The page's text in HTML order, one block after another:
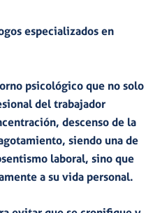
especializados en
psicológico que no solo
del trabajador
descenso de la
siendo una de
laboral, sino que
a su vida personal.